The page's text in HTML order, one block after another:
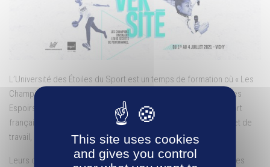
L’Université des Étoiles du Sport est un temps de formation où « Les
Champions » partagent leurs secrets de performance avec des
Espoirs du sport français. Cet événement offrira à l’élite du sport
français des moments uniques d’échanges, d’apprentissages et de
travail, mais aussi de convivialité.
Leurs objectifs : Durant 4 jours ils participeront à des ateliers, des
This site uses cookies
and gives you control